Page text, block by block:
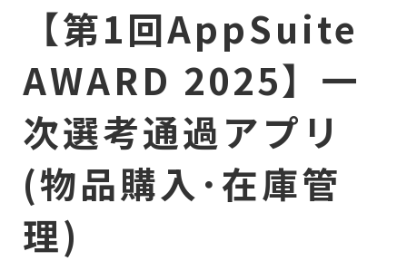
【第1回AppSuite
AWARD 2025】一
次選考通過アプリ
(物品購入･在庫管
理)